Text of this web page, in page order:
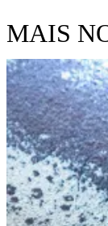
MAIS